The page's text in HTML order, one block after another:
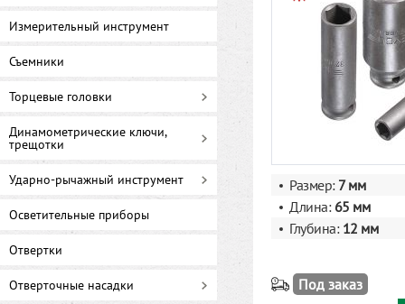
Измерительный инструмент
Съемники
Торцевые головки
Динамометрические ключи,
трещотки
Ударно-рычажный инструмент
Осветительные приборы
Отвертки
Отверточные насадки
Размер: 7 мм
Длина: 65 мм
Глубина: 12 мм
Под заказ